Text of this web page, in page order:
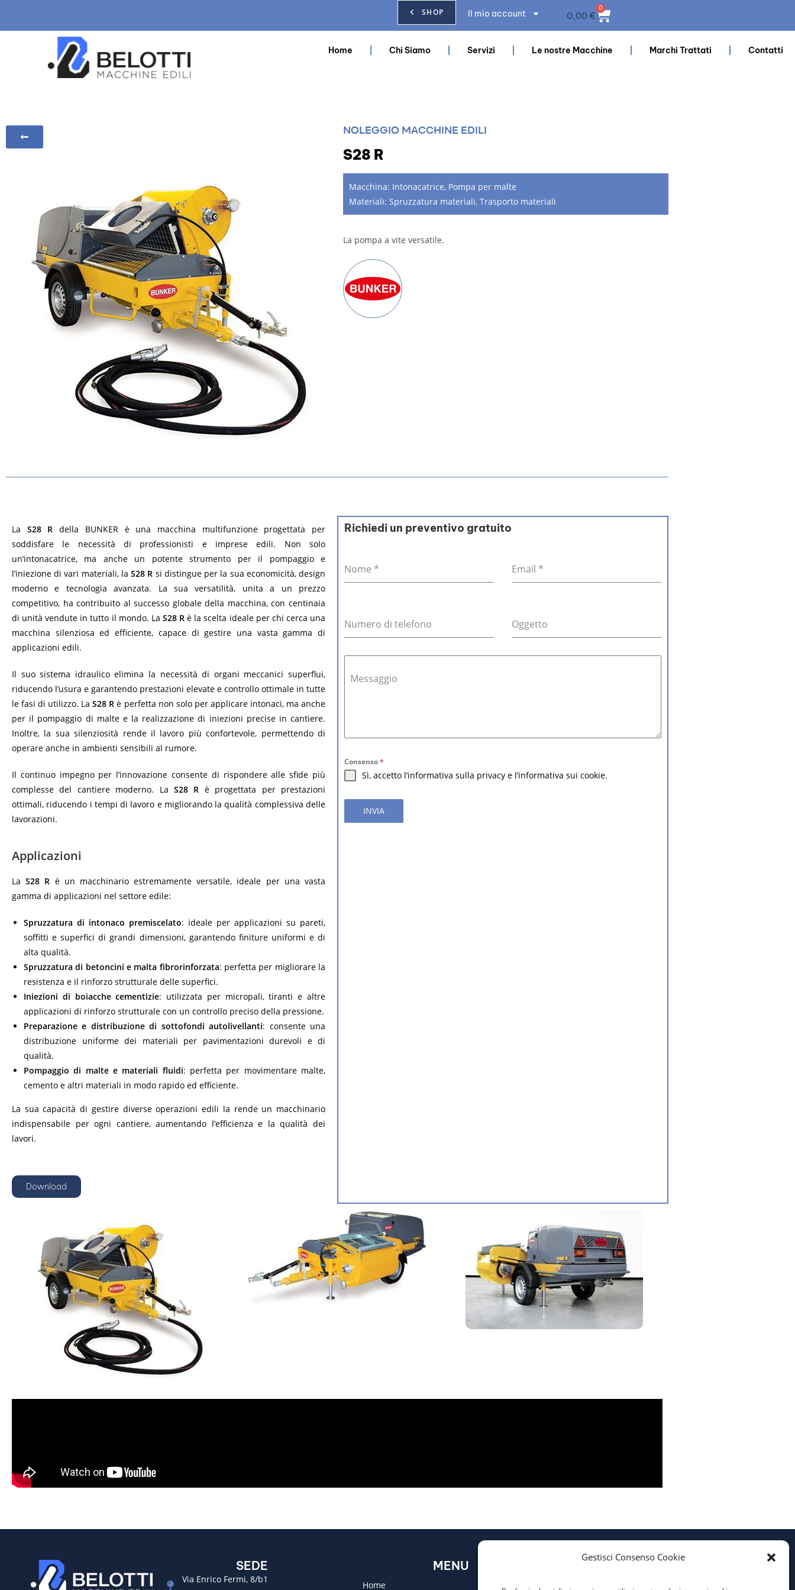
Gestisci Consenso Cookie
SHOP Il mio account 0,00€
0
Home Chi Siamo Servizi Le nostre Macchine Marchi Trattati Contatti
NOLEGGIO MACCHINE EDILI
S28 R
Macchina: Intonacatrice, Pompa per malte
Materiali: Spruzzatura materiali, Trasporto materiali
La pompa a vite versatile.
La S28 R della BUNKER è una macchina multifunzione progettata per
soddisfare le necessità di professionisti e imprese edili. Non solo
un’intonacatrice, ma anche un potente strumento per il pompaggio e
l’iniezione di vari materiali, laS28 R si distingue per la sua economicità, design
moderno e tecnologia avanzata. La sua versatilità, unita a un prezzo
competitivo, ha contribuito al successo globale della macchina, con centinaia
di unità vendute in tutto il mondo. La S28 R è la scelta ideale per chi cerca una
macchina silenziosa ed efficiente, capace di gestire una vasta gamma di
applicazioni edili.
Il suo sistema idraulico elimina la necessità di organi meccanici superflui,
riducendo l’usura e garantendo prestazioni elevate e controllo ottimale in tutte
le fasi di utilizzo. LaS28 R è perfetta non solo per applicare intonaci, ma anche
per il pompaggio di malte e la realizzazione di iniezioni precise in cantiere.
Inoltre, la sua silenziosità rende il lavoro più confortevole, permettendo di
operare anche in ambienti sensibili al rumore.
Il continuo impegno per l’innovazione consente di rispondere alle sfide più
complesse del cantiere moderno. La S28 R è progettata per prestazioni
ottimali, riducendo i tempi di lavoro e migliorando la qualità complessiva delle
lavorazioni.
Applicazioni
LaS28 R è un macchinario estremamente versatile, ideale per una vasta
gamma di applicazioni nel settore edile:
Spruzzatura di intonaco premiscelato: ideale per applicazioni su pareti,
soffitti e superfici di grandi dimensioni, garantendo finiture uniformi e di
alta qualità.
Spruzzatura di betoncini e malta fibrorinforzata: perfetta per migliorare la
resistenza e il rinforzo strutturale delle superfici.
Iniezioni di boiacche cementizie: utilizzata per micropali, tiranti e altre
applicazioni di rinforzo strutturale con un controllo preciso della pressione.
Preparazione e distribuzione di sottofondi autolivellanti: consente una
distribuzione uniforme dei materiali per pavimentazioni durevoli e di
qualità.
Pompaggio di malte e materiali fluidi: perfetta per movimentare malte,
cemento e altri materiali in modo rapido ed efficiente.
La sua capacità di gestire diverse operazioni edili la rende un macchinario
indispensabile per ogni cantiere, aumentando l’efficienza e la qualità dei
lavori.
Download
Richiedi un preventivo gratuito
Nome * Email *
Numero di telefono Oggetto
Messaggio
Consenso*
Sì, accetto l’informativa sulla privacy e l’informativa sui cookie.
INVIA
SEDE
Via Enrico Fermi, 8/b1
MENU
Home